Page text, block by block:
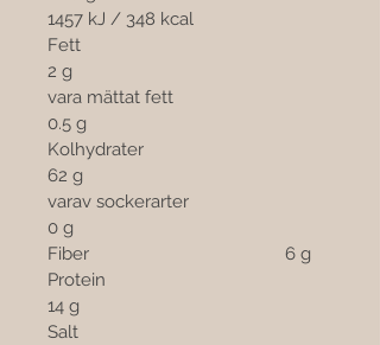
1457 kJ / 348 kcal
Fett
2 g
vara
0.5 g
Kolhydrater
62 g
0 g
Fiber					6 g
Protein
14 g
Salt